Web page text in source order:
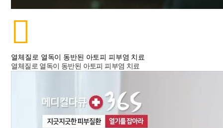
열체질로 열독이 동반된 아토피 피부염 치료
열체질로 열독이 동반된 아토피 피부염 치료